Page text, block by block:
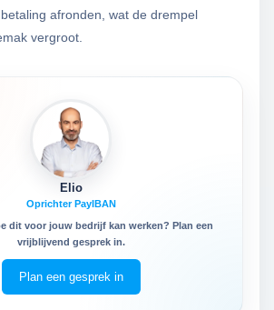
afronden, wat de drempel
vergroot.
Elio
Oprichter PayIBAN
dit voor jouw bedrijf kan werken? Plan een
vrijblijvend gesprek in.
Plan een gesprek in